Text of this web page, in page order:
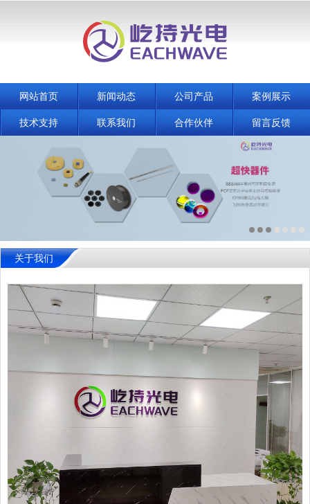
网站首页 新闻动态 公司产品 案例展示
技术支持 联系我们 合作伙伴 留言反馈
关于我们